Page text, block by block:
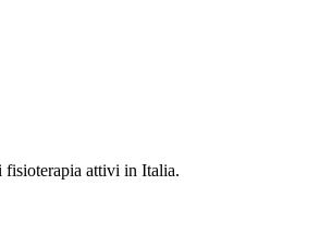
fisioterapia attivi in Italia.